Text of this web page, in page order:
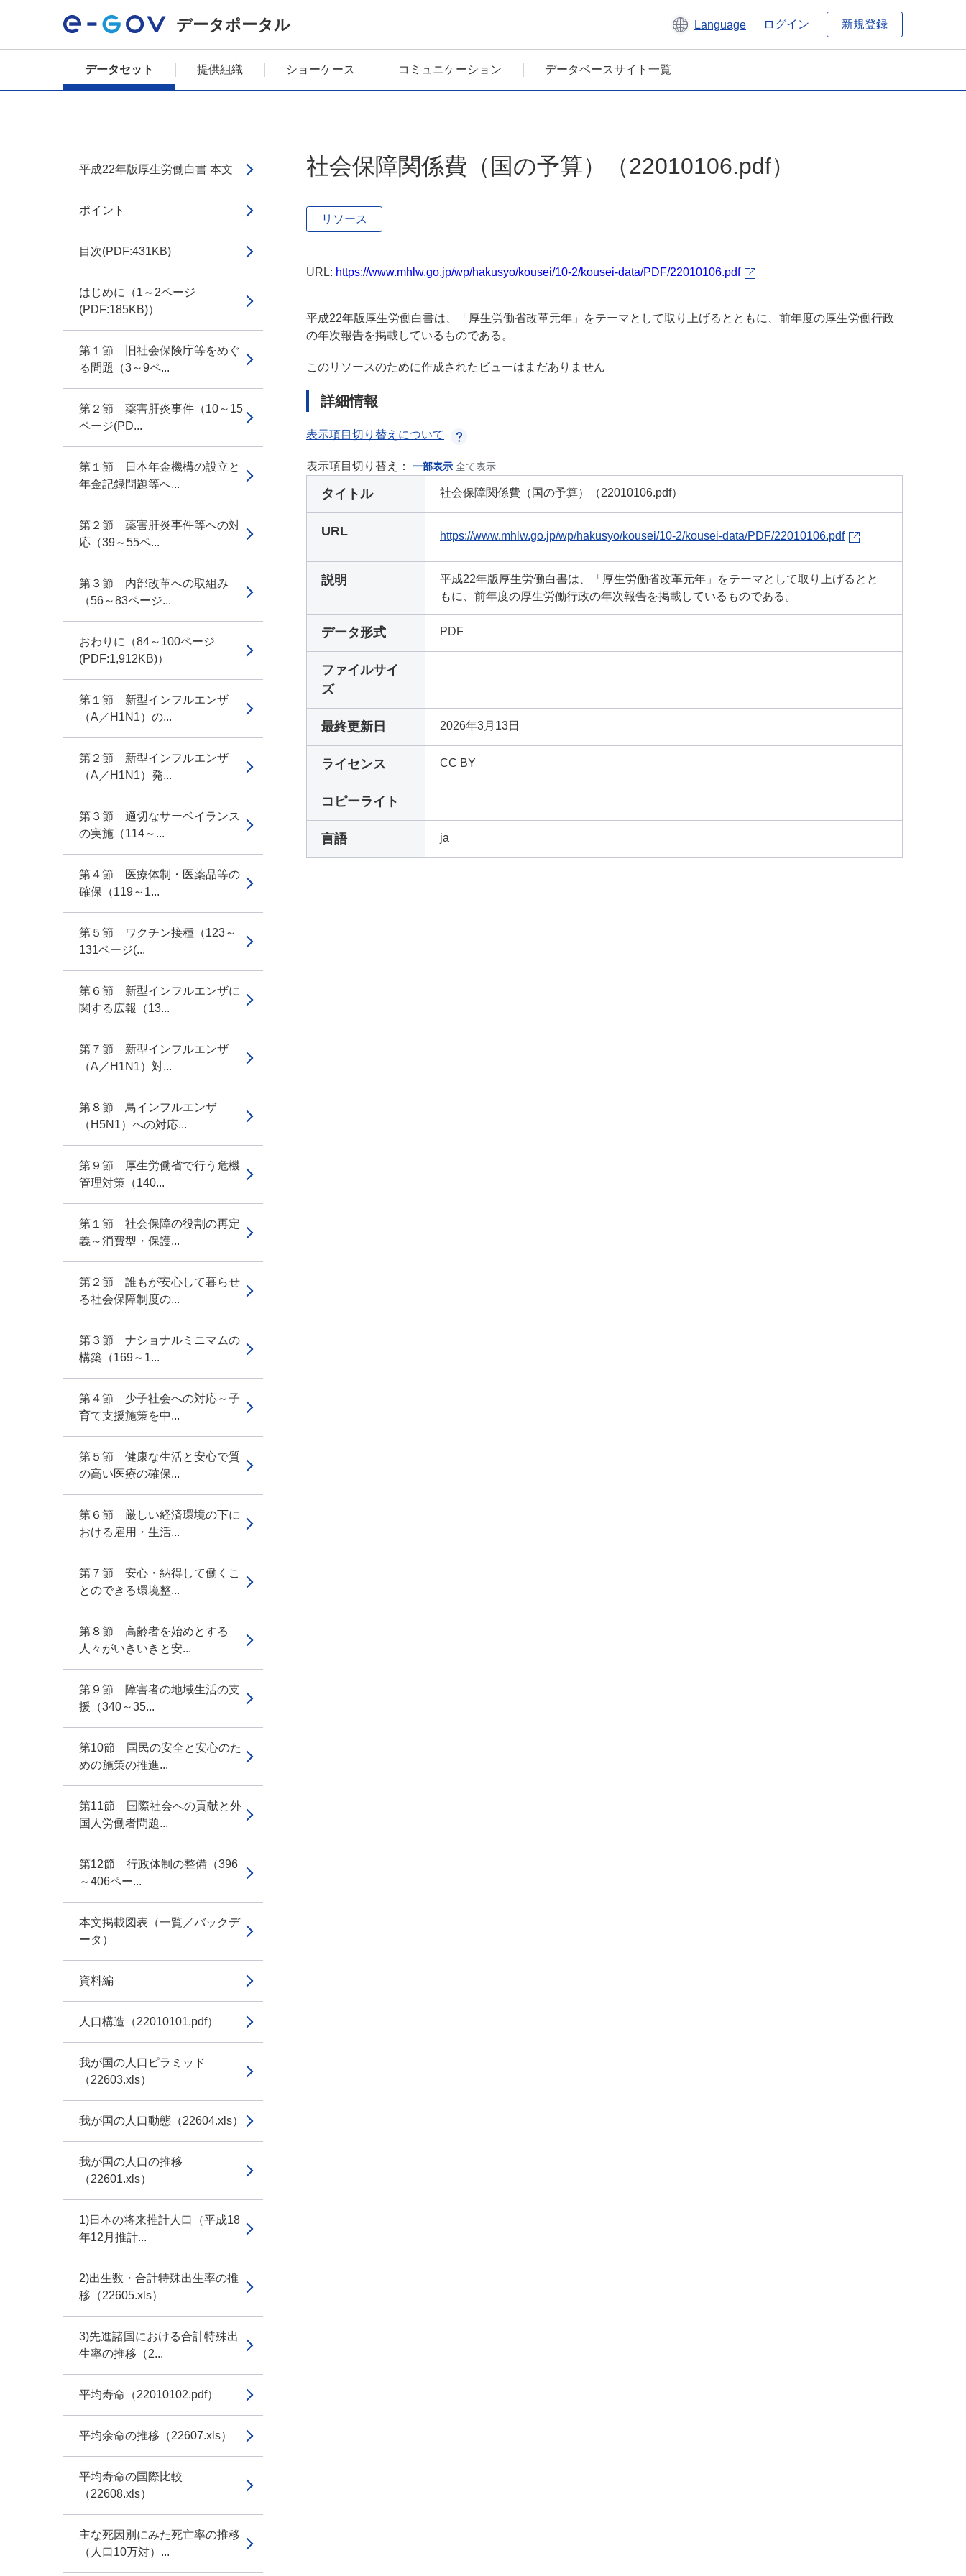
データポータル Language ログイン 新規登録
データセット 提供組織 ショーケース コミュニケーション データベースサイト一覧
平成22年版厚生労働白書 本文
ポイント
目次(PDF:431KB)
はじめに（1～2ページ
(PDF:185KB)）
第１節 旧社会保険庁等をめぐ
る問題（3～9ペ...
第２節 薬害肝炎事件（10～15
ページ(PD...
第１節 日本年金機構の設立と
年金記録問題等へ...
第２節 薬害肝炎事件等への対
応（39～55ペ...
第３節 内部改革への取組み
（56～83ページ...
おわりに（84～100ページ
(PDF:1,912KB)）
第１節 新型インフルエンザ
（A／H1N1）の...
第２節 新型インフルエンザ
（A／H1N1）発...
第３節 適切なサーベイランス
の実施（114～...
第４節 医療体制・医薬品等の
確保（119～1...
第５節 ワクチン接種（123～
131ページ(...
第６節 新型インフルエンザに
関する広報（13...
第７節 新型インフルエンザ
（A／H1N1）対...
第８節 鳥インフルエンザ
（H5N1）への対応...
第９節 厚生労働省で行う危機
管理対策（140...
第１節 社会保障の役割の再定
義～消費型・保護...
第２節 誰もが安心して暮らせ
る社会保障制度の...
第３節 ナショナルミニマムの
構築（169～1...
第４節 少子社会への対応～子
育て支援施策を中...
第５節 健康な生活と安心で質
の高い医療の確保...
第６節 厳しい経済環境の下に
おける雇用・生活...
第７節 安心・納得して働くこ
とのできる環境整...
第８節 高齢者を始めとする
人々がいきいきと安...
第９節 障害者の地域生活の支
援（340～35...
第10節 国民の安全と安心のた
めの施策の推進...
第11節 国際社会への貢献と外
国人労働者問題...
第12節 行政体制の整備（396
～406ペー...
本文掲載図表（一覧／バックデ
ータ）
資料編
人口構造（22010101.pdf）
我が国の人口ピラミッド
（22603.xls）
我が国の人口動態（22604.xls）
我が国の人口の推移
（22601.xls）
1)日本の将来推計人口（平成18
年12月推計...
2)出生数・合計特殊出生率の推
移（22605.xls）
3)先進諸国における合計特殊出
生率の推移（2...
平均寿命（22010102.pdf）
平均余命の推移（22607.xls）
平均寿命の国際比較
（22608.xls）
主な死因別にみた死亡率の推移
（人口10万対）...
社会保障関係費（国の予算）（22010106.pdf）
リソース
URL: https://www.mhlw.go.jp/wp/hakusyo/kousei/10-2/kousei-data/PDF/22010106.pdf
平成22年版厚生労働白書は、「厚生労働省改革元年」をテーマとして取り上げるとともに、前年度の厚生労働行政
の年次報告を掲載しているものである。
このリソースのために作成されたビューはまだありません
詳細情報
表示項目切り替えについて
表示項目切り替え： 一部表示 全て表示
タイトル 社会保障関係費（国の予算）（22010106.pdf）
URL https://www.mhlw.go.jp/wp/hakusyo/kousei/10-2/kousei-data/PDF/22010106.pdf
説明
平成22年版厚生労働白書は、「厚生労働省改革元年」をテーマとして取り上げるとと
もに、前年度の厚生労働行政の年次報告を掲載しているものである。
データ形式 PDF
ファイルサイ
ズ
最終更新日 2026年3月13日
ライセンス CC BY
コピーライト
言語 ja